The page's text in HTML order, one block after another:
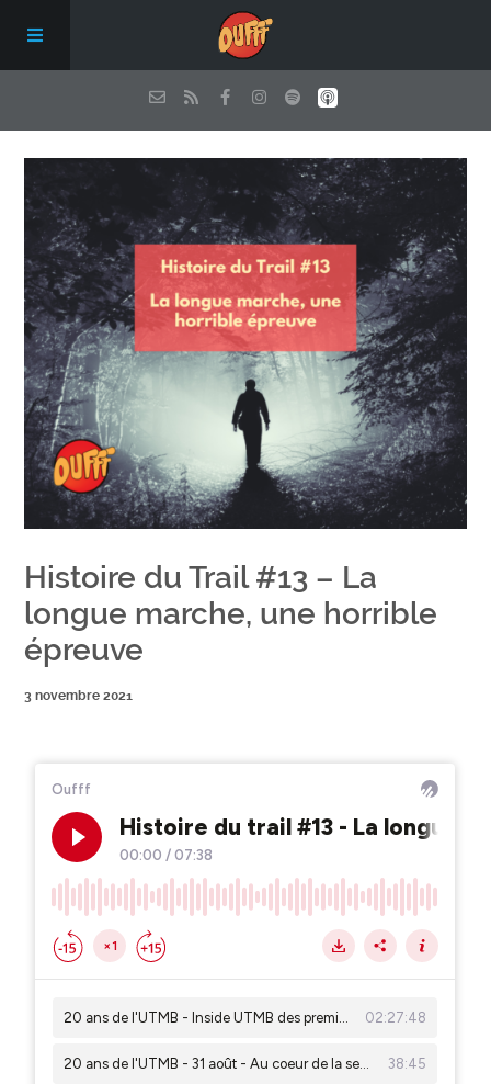
Episodes
Qui sommes nous ?
Les conseils de Oufff
Nous soutenir
Contact
Histoire du Trail #13 – La
longue marche, une horrible
épreuve
3 novembre 2021